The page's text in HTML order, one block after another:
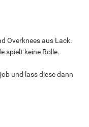
Overknees aus Lack.
spielt keine Rolle.
und lass diese dann